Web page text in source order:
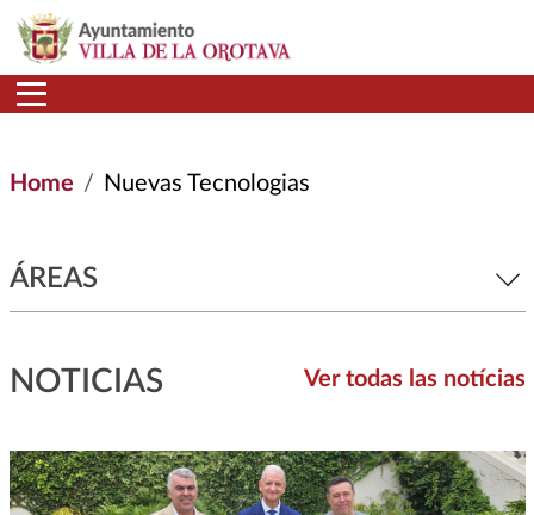
Skip to main content
Home Nuevas Tecnologias
ÁREAS
NOTICIAS Ver todas las notícias